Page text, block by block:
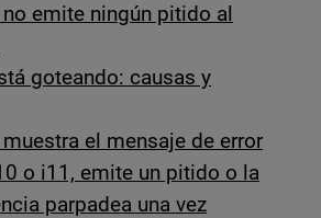
emite ningún pitido al
goteando: causas y
el mensaje de error
o i11, emite un pitido o la
parpadea una vez